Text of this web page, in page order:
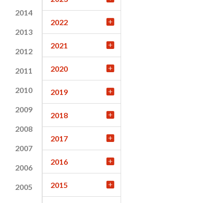
2014
2013
2012
2011
2010
2009
2008
2007
2006
2005
2022
2021
2020
2019
2018
2017
2016
2015